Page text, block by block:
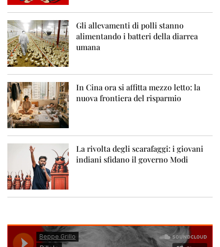
Gli allevamenti di polli stanno
alimentando i batteri della diarrea
umana
In Cina ora si affitta mezzo letto: la
nuova frontiera del risparmio
La rivolta degli scarafaggi: i giovani
indiani sfidano il governo Modi